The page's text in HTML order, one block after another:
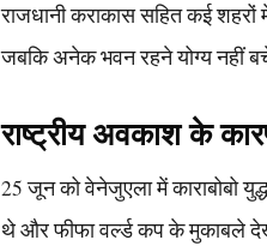
राजधानी कराकास सहित कई शहरों
जबकि अनेक भवन रहने योग्य नहीं
राष्ट्रीय अवकाश के
25 जून को वेनेजुएला में काराबोबो
थे और फीफा वर्ल्ड कप के मुकाबले